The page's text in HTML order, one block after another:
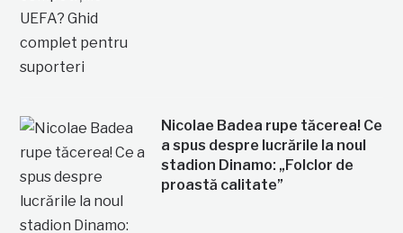
Nicolae Badea rupe tăcerea! Ce
a spus despre lucrările la noul
stadion Dinamo: „Folclor de
proastă calitate”